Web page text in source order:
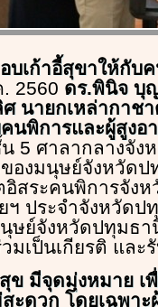
บเก้าอี้สุขาให้กับ
2560 ดร.พินิจ บุ
นายกเหล่ากาช
นพิการและผู้สูง
5 ศาลากลางจั
องมนุษย์จังหวัด
อิสระคนพิการจั
ยฯ ประจำจังหวั
ษย์จังหวัดปทุมธ
มเป็นเกียรติ แล
ข มีจุดมุ่งหมาย
ะดวก โดยเฉพา